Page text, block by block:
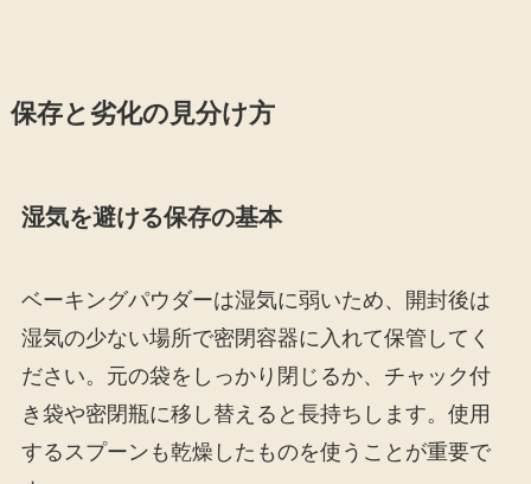
保存と劣化の見分け方
湿気を避ける保存の基本
ベーキングパウダーは湿気に弱いため、開封後は
湿気の少ない場所で密閉容器に入れて保管してく
ださい。元の袋をしっかり閉じるか、チャック付
き袋や密閉瓶に移し替えると長持ちします。使用
するスプーンも乾燥したものを使うことが重要で